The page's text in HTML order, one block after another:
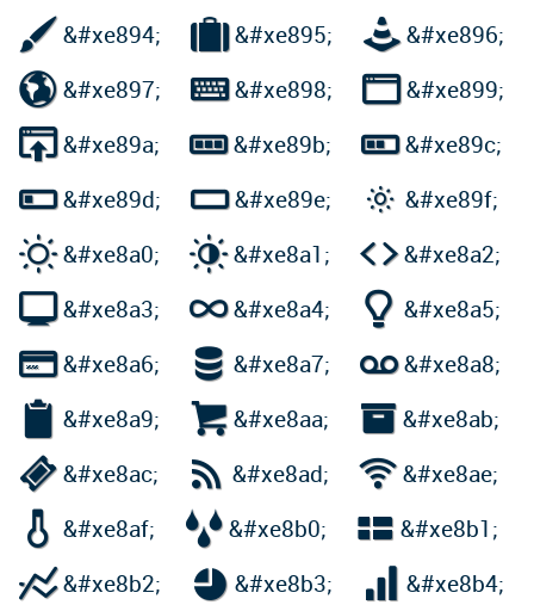
&#xe894; &#xe895; &#xe896;
&#xe897; &#xe898; &#xe899;
 &#xe89a; &#xe89b; &#xe89c;
&#xe89d; &#xe89e;  &#xe89f;
&#xe8a0; &#xe8a1; &#xe8a2;
&#xe8a3; &#xe8a4;  &#xe8a5;
&#xe8a6;  &#xe8a7; &#xe8a8;
 &#xe8a9; &#xe8aa; &#xe8ab;
&#xe8ac;  &#xe8ad; &#xe8ae;
 &#xe8af; &#xe8b0;  &#xe8b1;
&#xe8b2;  &#xe8b3;  &#xe8b4;